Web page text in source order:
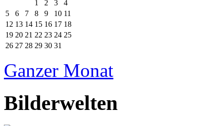
1
2 3
4
5
6 7 8 9 10 11
12 13 14 15 16 17 18
19 20 21 22 23 24 25
26 27 28 29 30 31
Ganzer Monat
Bilderwelten